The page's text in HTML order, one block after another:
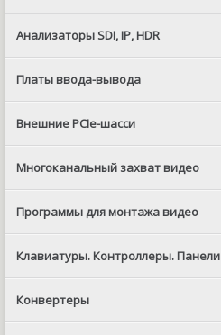
Анализаторы SDI, IP, HDR
Платы ввода-вывода
Внешние PCIe-шасси
Многоканальный захват видео
Программы для монтажа видео
Клавиатуры. Контроллеры. Панели
Конвертеры